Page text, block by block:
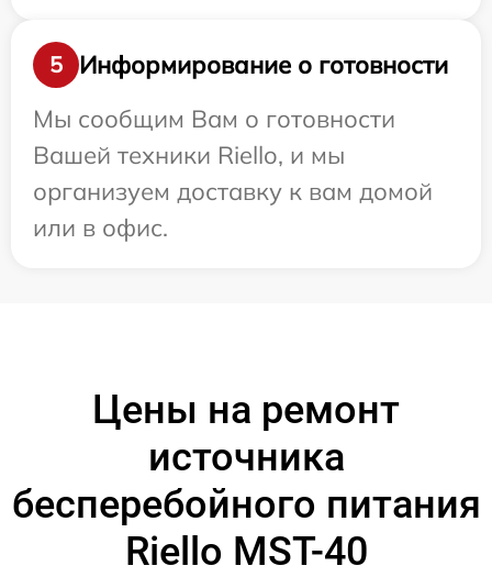
5
Информирование о готовности
Мы сообщим Вам о готовности
Вашей техники Riello, и мы
организуем доставку к вам домой
или в офис.
Цены на ремонт
источника
бесперебойного питания
Riello MST-40